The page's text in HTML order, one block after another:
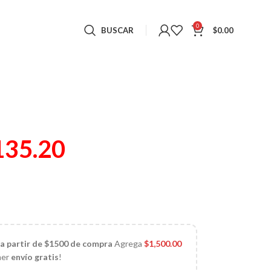
BUSCAR 0 $0.00
partir de $1500 de compra Agrega$1,500.00
envío gratis!